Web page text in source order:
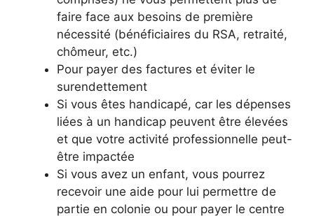
faire face aux besoins de première
nécessité (bénéficiaires du RSA, retraité,
chômeur, etc.)
Pour payer des factures et éviter le
surendettement
Si vous êtes handicapé, car les dépenses
liées à un handicap peuvent être élevées
et que votre activité professionnelle peut-
être impactée
Si vous avez un enfant, vous pourrez
recevoir une aide pour lui permettre de
partie en colonie ou pour payer le centre